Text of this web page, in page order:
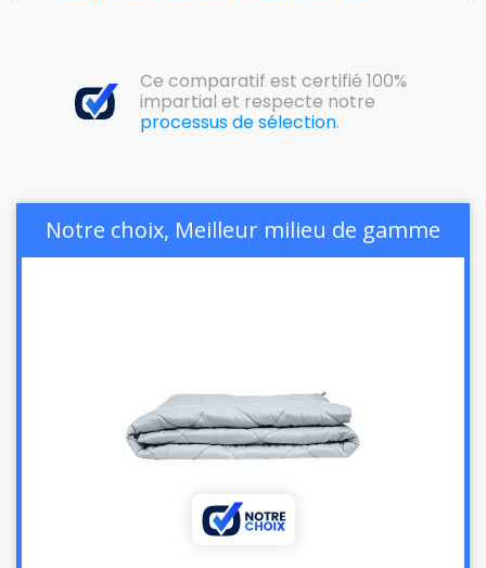
Ce comparatif est certifié 100%
impartial et respecte notre
processus de sélection.
Notre choix, Meilleur milieu de gamme